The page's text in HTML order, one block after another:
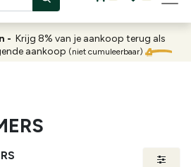
- Krijg 8% van je aankoop terug als
aankoop (niet cumuleerbaar)